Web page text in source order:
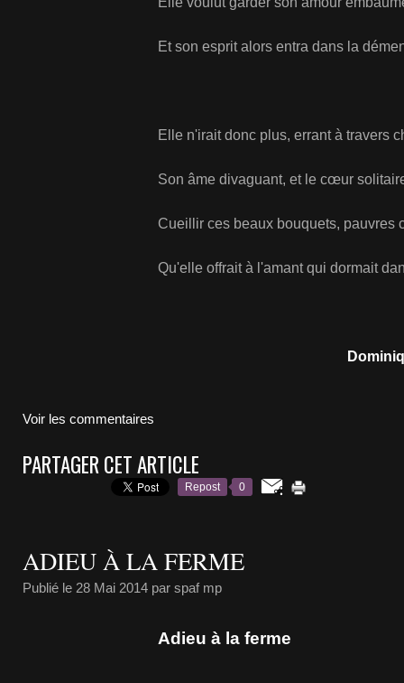
Et son esprit alors entra dans la
Elle n'irait donc plus, errant à travers
Son âme divaguant, et le cœur
Cueillir ces beaux bouquets, pauvres
Qu'elle offrait à l'amant qui dormait
Voir les commentaires
PARTAGER CET ARTICLE
Repost 0
ADIEU À LA FERME
Publié le 28 Mai 2014 par spaf mp
Adieu à la ferme